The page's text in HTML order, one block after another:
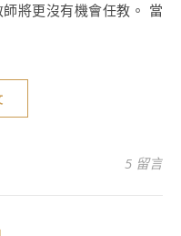
將更沒有機會任教。 當
5 留言